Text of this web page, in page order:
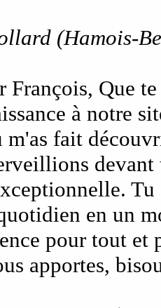
(Hamois-
François, Que
à notre
m'as fait
en un
pour tout
apportes,